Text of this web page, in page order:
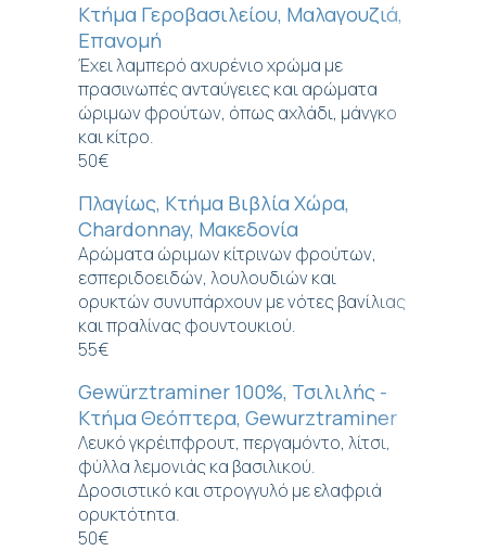
Κτήμα Γεροβασιλείου, Μαλαγουζιά,
Επανομή
Έχει λαμπερό αχυρένιο χρώμα με
πρασινωπές ανταύγειες και αρώματα
ώριμων φρούτων, όπως αχλάδι, μάνγκο
και κίτρο.
50€
Πλαγίως, Κτήμα Βιβλία Χώρα,
Chardonnay, Μακεδονία
Αρώματα ώριμων κίτρινων φρούτων,
εσπεριδοειδών, λουλουδιών και
ορυκτών συνυπάρχουν με νότες βανίλιας
και πραλίνας φουντουκιού.
55€
Gewürztraminer 100%, Τσιλιλής -
Κτήμα Θεόπτερα, Gewurztraminer
Λευκό γκρέιπφρουτ, περγαμόντο, λίτσι,
φύλλα λεμονιάς κα βασιλικού.
Δροσιστικό και στρογγυλό με ελαφριά
ορυκτότητα.
50€